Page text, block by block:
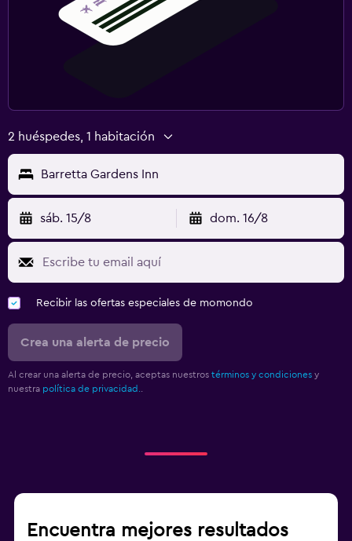
2 huéspedes, 1 habitación
Barretta Gardens Inn
sáb. 15/8 dom. 16/8
Recibir las ofertas especiales de momondo
Crea una alerta de precio
Al crear una alerta de precio, aceptas nuestros términos y condiciones y
nuestra política de privacidad.
Encuentra mejores resultados